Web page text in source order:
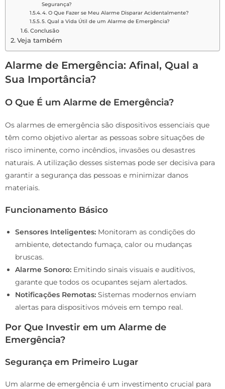
Segurança?
4. O Que Fazer se Meu Alarme Disparar Acidentalmente?
5. Qual a Vida Útil de um Alarme de Emergência?
Conclusão
Veja também
Alarme de Emergência: Afinal, Qual a
Sua Importância?
O Que É um Alarme de Emergência?
Os alarmes de emergência são dispositivos essenciais que
têm como objetivo alertar as pessoas sobre situações de
risco iminente, como incêndios, invasões ou desastres
naturais. A utilização desses sistemas pode ser decisiva para
garantir a segurança das pessoas e minimizar danos
materiais.
Funcionamento Básico
Sensores Inteligentes: Monitoram as condições do
ambiente, detectando fumaça, calor ou mudanças
bruscas.
Alarme Sonoro: Emitindo sinais visuais e auditivos,
garante que todos os ocupantes sejam alertados.
Notificações Remotas: Sistemas modernos enviam
alertas para dispositivos móveis em tempo real.
Por Que Investir em um Alarme de
Emergência?
Segurança em Primeiro Lugar
Um alarme de emergência é um investimento crucial para